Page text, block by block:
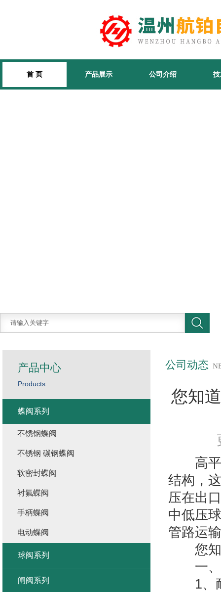
首 页 产品展示 公司介绍
公司动态
您知
高平
结构，
压在出
中低压
管路运
您知
一、
1、耐
产品中心
Products
蝶阀系列
不锈钢蝶阀
不锈钢 碳钢蝶阀
软密封蝶阀
衬氟蝶阀
手柄蝶阀
电动蝶阀
球阀系列
闸阀系列